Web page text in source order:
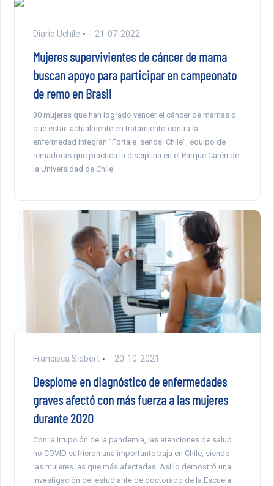
Diario Uchile 21-07-2022
Mujeres supervivientes de cáncer de mama
buscan apoyo para participar en campeonato
de remo en Brasil
30 mujeres que han logrado vencer el cáncer de mamas o
que están actualmente en tratamiento contra la
enfermedad integran “Fortale_senos_Chile”, equipo de
remadoras que practica la disciplina en el Parque Carén de
la Universidad de Chile.
Francisca Siebert 20-10-2021
Desplome en diagnóstico de enfermedades
graves afectó con más fuerza a las mujeres
durante 2020
Con la irrupción de la pandemia, las atenciones de salud
no COVID sufrieron una importante baja en Chile, siendo
las mujeres las que más afectadas. Así lo demostró una
investigación del estudiante de doctorado de la Escuela